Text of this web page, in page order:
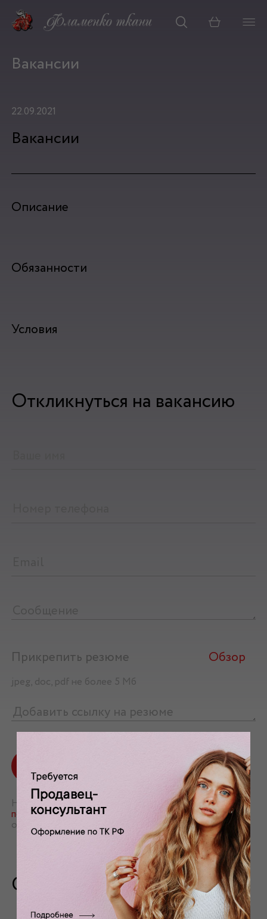
Корзина
Вакансии
22.09.2021
Вакансии
Описание
Обязанности
Условия
Откликнуться на вакансию
Прикрепить резюме Обзор
jpeg, doc, pdf не более 5 Мб
Нажимая кнопку «Отправить» я соглашаюсь с
политикой конфиденциальности и даю согласие на
обработку своих персональных данных
Смотрите также